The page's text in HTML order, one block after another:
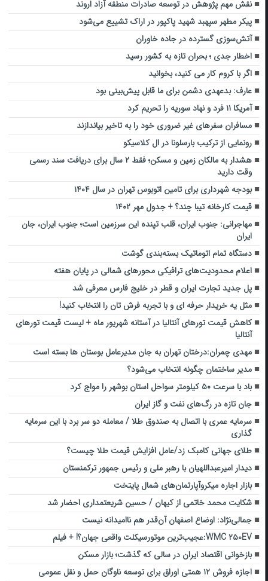
نقش مهم پژوهش در توسعه صادرات منطقه آزاد اروند
پیکر مطهر سپهبد شهید پاکپور در ‌اراک تشییع می‌شود
آتش‌سوزی گسترده در جاده خاوران
اخطار جدی ؛ بحران تازه به کشور رسید
اگر با کروم کار می کنید، بخوانید
عارف: بدعهدی دشمن برای ما قابل پیش‌بینی بود
آمریکا ۱۱ فرد و نهاد سوریه را تحریم کرد
مسافران سفرهای غیر ضروری خود را به تاخیر بیاندازند
رونمایی از ترکیب بارسلونا در ال کلاسیکو
هشدار به مالکان زمین و مسکن؛ فقط ۲ سال برای دریافت سند رسمی
وقت دارید
بودجه شهرداری برای تامین اتوبوس تهران در سال ۱۴۰۴
قیمت کارخانه تیبا چند؟ + جدول مهر ۱۴۰۲
مهاجرانی: جنوب ایران، قلب تپنده این سرزمین است؛ جنوب ایران، جان
ایران
دستگاه تمام اتوماتیک بسته‌بندی گوشت
اعلام محدودیت‌های ترافیکی محورهای شمالی در پایان هفته
پل جدید تجارت ایران و قطر در خلیج فارس معرفی شد
مثل یه خریدار حرفه ای و با تجربه فرش تان را انتخاب کنید!
کاهش قیمت تورهای آنتالیا در آستانه شهریور ماه + لیست قیمت تورهای
آنتالیا
مهدی چمران:درختان تهران به جان مدیرعامل بوستان ها بسته است
مدیر ساختمان چگونه انتخاب می‌شود؟
باد با سرعت ۵۰ کیلومتر سواحل استان بوشهر را مواج کرد
جان تازه در رگ‌های نفت و گاز ایران
سرمایه عمری با اتصال به صندوق طلا / معامله دو سر برد با این سرمایه
گذاری
طلای جهانی کامبک زد/عامل افزایش قیمت طلا چیست؟
دیدار امیرعبداللهیان با رهبر ملی و رئیس جمهور ترکمنستان
بازار اجاره میکروآپارتمان‌های شمال پایتخت
شکایت محمد خاتمی از کیهان / حسین شریعتمداری احضار شد
جمالی‌نژاد: اوضاع اصفهان آن‌قدر هم ناامیدانه نیست
WMC ۲۵۰EV:عجیب‌ترین موتورسیکلت واقعی جهان؟! + فیلم
بازخوانی اقتصاد ایران در سالی که گذشت؛ بازار مسکن
اجازه فروش ۱۲ همتی اوراق برای توسعه ناوگان حمل و نقل عمومی